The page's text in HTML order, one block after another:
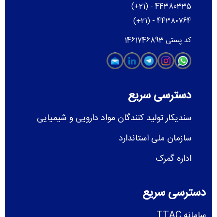
(+21) - 44380335
(+21) - 44380764
کد پستی 1461746893
دسترسی سریع
سندیکار تولید کنندگان مواد دارویی و شیمیایی
سازمان ملی استاندارد
اداره گمرک
دسترسی سریع